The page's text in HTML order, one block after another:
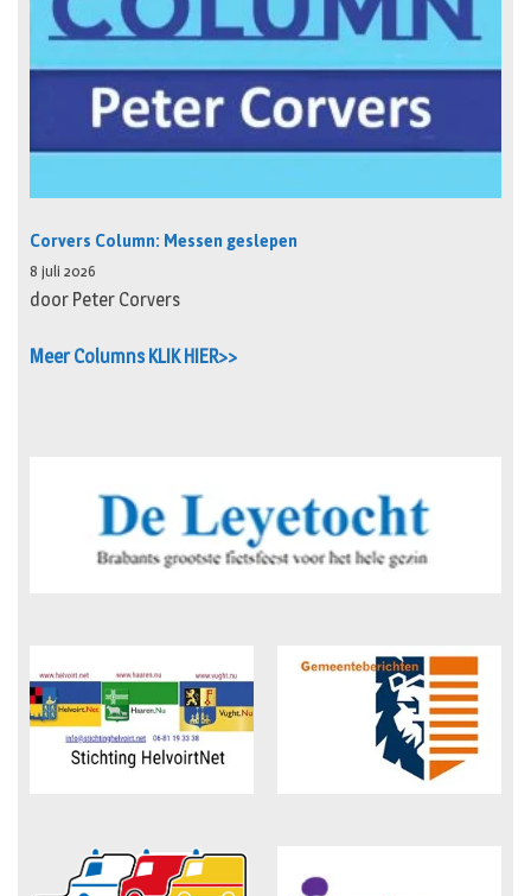
Corvers Column: Messen geslepen
8 juli 2026
door Peter Corvers
Meer Columns KLIK HIER>>